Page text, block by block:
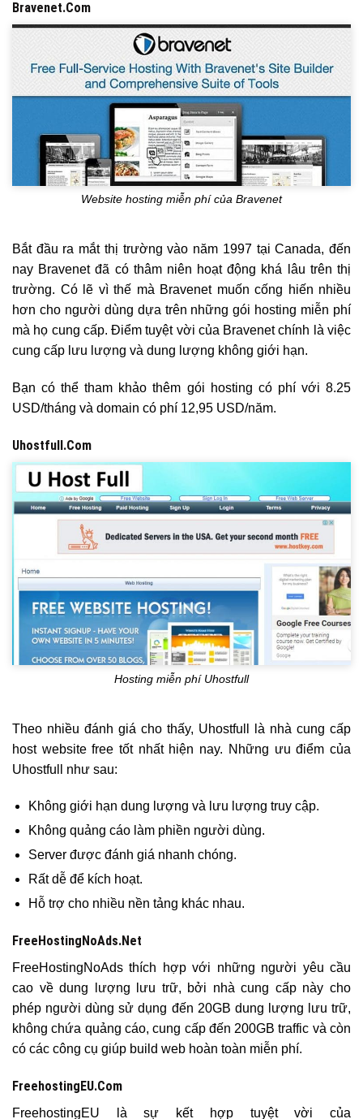
Bravenet.Com
Website hosting miễn phí của Bravenet
Bắt đầu ra mắt thị trường vào năm 1997 tại Canada, đến
nay Bravenet đã có thâm niên hoạt động khá lâu trên thị
trường. Có lẽ vì thế mà Bravenet muốn cống hiến nhiều
hơn cho người dùng dựa trên những gói hosting miễn phí
mà họ cung cấp. Điểm tuyệt vời của Bravenet chính là việc
cung cấp lưu lượng và dung lượng không giới hạn.
Bạn có thể tham khảo thêm gói hosting có phí với 8.25
USD/tháng và domain có phí 12,95 USD/năm.
Uhostfull.Com
Hosting miễn phí Uhostfull
Theo nhiều đánh giá cho thấy, Uhostfull là nhà cung cấp
host website free tốt nhất hiện nay. Những ưu điểm của
Uhostfull như sau:
Không giới hạn dung lượng và lưu lượng truy cập.
Không quảng cáo làm phiền người dùng.
Server được đánh giá nhanh chóng.
Rất dễ để kích hoạt.
Hỗ trợ cho nhiều nền tảng khác nhau.
FreeHostingNoAds.Net
FreeHostingNoAds thích hợp với những người yêu cầu
cao về dung lượng lưu trữ, bởi nhà cung cấp này cho
phép người dùng sử dụng đến 20GB dung lượng lưu trữ,
không chứa quảng cáo, cung cấp đến 200GB traffic và còn
có các công cụ giúp build web hoàn toàn miễn phí.
FreehostingEU.Com
FreehostingEU là sự kết hợp tuyệt vời của